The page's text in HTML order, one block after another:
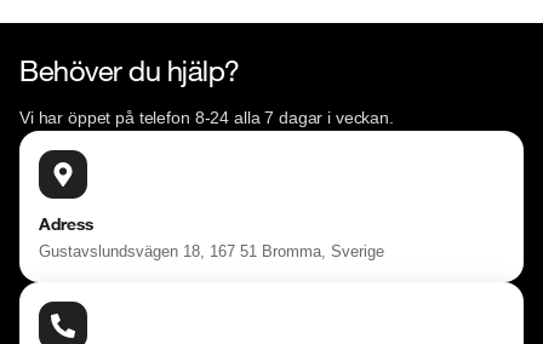
Behöver du hjälp?
Vi har öppet på telefon 8-24 alla 7 dagar i veckan.
Adress
Gustavslundsvägen 18, 167 51 Bromma, Sverige